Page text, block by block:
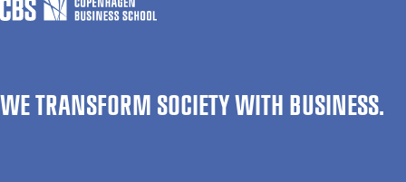
WE TRANSFORM SOCIETY WITH BUSINESS.